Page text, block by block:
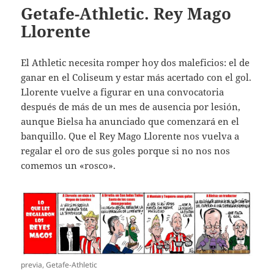
Getafe-Athletic. Rey Mago
Llorente
El Athletic necesita romper hoy dos maleficios: el de
ganar en el Coliseum y estar más acertado con el gol.
Llorente vuelve a figurar en una convocatoria
después de más de un mes de ausencia por lesión,
aunque Bielsa ha anunciado que comenzará en el
banquillo. Que el Rey Mago Llorente nos vuelva a
regalar el oro de sus goles porque si no nos nos
comemos un «rosco».
previa, Getafe-Athletic